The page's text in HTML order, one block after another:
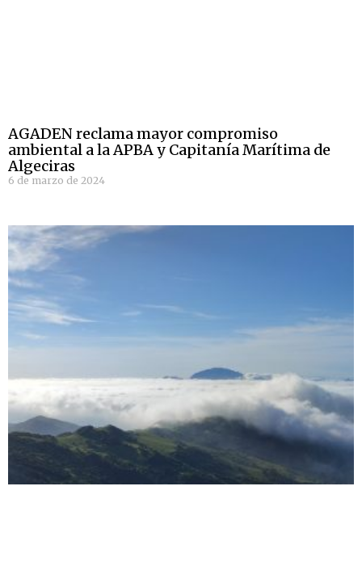
AGADEN reclama mayor compromiso
ambiental a la APBA y Capitanía Marítima de
Algeciras
6 de marzo de 2024